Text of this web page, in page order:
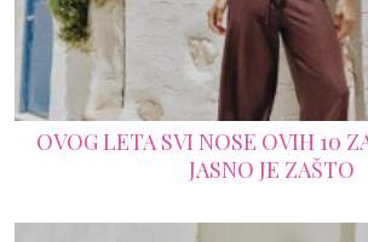
OVOG LETA SVI NOSE OVIH 10
JASNO JE ZAŠTO